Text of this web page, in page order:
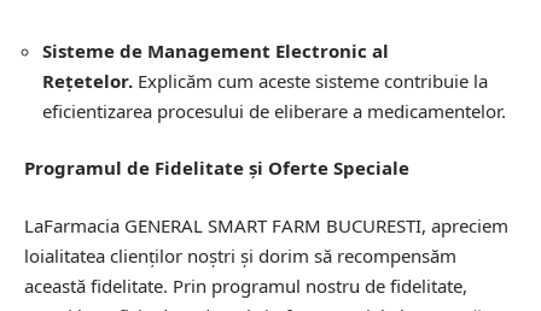
Sisteme de Management Electronic al
Rețetelor. Explicăm cum aceste sisteme contribuie la
eficientizarea procesului de eliberare a medicamentelor.
Programul de Fidelitate și Oferte Speciale
LaFarmacia GENERAL SMART FARM BUCURESTI, apreciem
loialitatea clienților noștri și dorim să recompensăm
această fidelitate. Prin programul nostru de fidelitate,